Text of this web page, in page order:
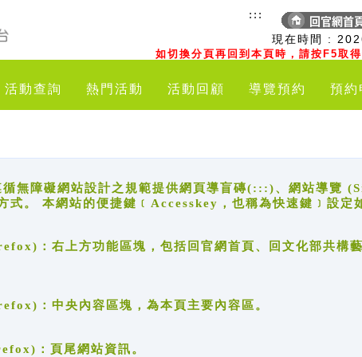
現在時間 :
如切換分頁再回到本頁時，請按F5取
:::
活動查詢 熱門活動 活動回顧 導覽預約 預約
無障礙網站設計之規範提供網頁導盲磚(:::)、網站導覽
。 本網站的便捷鍵﹝Accesskey，也稱為快速鍵﹞設定
：右上方功能區塊，包括回官網首頁、回文化部共構藝
：中央內容區塊，為本頁主要內容區。
：頁尾網站資訊。